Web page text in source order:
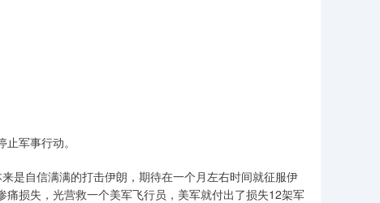
军事行动。
是自信满满的打击伊朗，期待在一个月左右时间就征服伊
损失，光营救一个美军飞行员，美军就付出了损失12架军